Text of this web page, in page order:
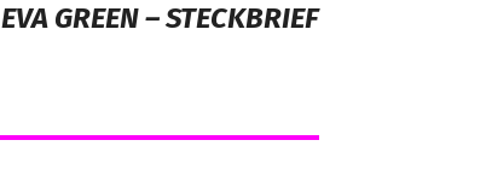
EVA GREEN – STECKBRIEF